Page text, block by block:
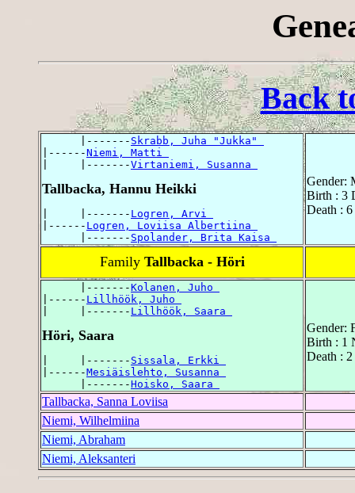
Back
      |-------
Skrabb, Juha "Jukka"
|------Niemi, Matti
|     |-------Virtaniemi, Susanna
Tallbacka, Hannu Heikki
|     |------- Logren, Arvi
|------ Logren, Loviisa Albertiina
      |-------
Spolander, Brita Kaisa
Gender:
Birth : 3
Death :
Family Tallbacka - Höri
      |-------
Kolanen, Juho
|------ Lillhöök, Juho
|     |------- Lillhöök, Saara
Höri, Saara
|     |------- Sissala, Erkki
|------Mesiäislehto, Susanna
      |-------
Hoisko, Saara
Gender:
Birth : 1
Death :
Tallbacka, Sanna Loviisa
Niemi, Wilhelmiina
Niemi, Abraham
Niemi, Aleksanteri